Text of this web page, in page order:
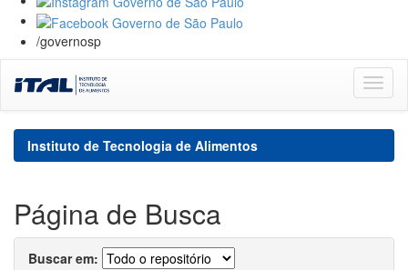
/governosp
navigation
Instituto de Tecnologia de Alimentos
Página de Busca
Buscar em: